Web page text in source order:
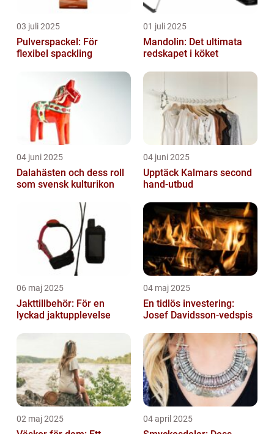
03 juli 2025
Pulverspackel: För
flexibel spackling
01 juli 2025
Mandolin: Det ultimata
redskapet i köket
04 juni 2025
Dalahästen och dess roll
som svensk kulturikon
04 juni 2025
Upptäck Kalmars second
hand-utbud
06 maj 2025
Jakttillbehör: För en
lyckad jaktupplevelse
04 maj 2025
En tidlös investering:
Josef Davidsson-vedspis
02 maj 2025 04 april 2025